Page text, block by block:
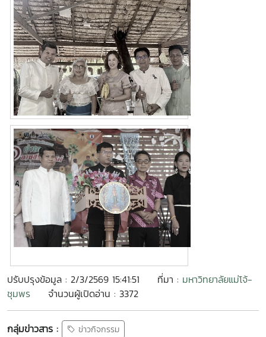
ปรับปรุงข้อมูล : 2/3/2569 15:41:51 ที่มา : มหาวิทยาลัยแม่โจ้-
ชุมพร
จำนวนผู้เปิดอ่าน : 3372
กลุ่มข่าวสาร : ข่าวกิจกรรม